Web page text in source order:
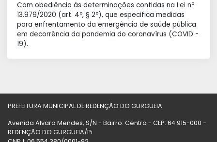
Com obediência às determinações contidas na Lei nº
13.979/2020 (art. 4º, § 2º), que especifica medidas
para enfrentamento da emergência de saúde pública
em decorrência da pandemia do coronavírus (COVID -
19).
PREFEITURA MUNICIPAL DE REDENÇÃO DO GURGUEIA
Avenida Alvaro Mendes, S/N - Bairro: Centro - CEP: 64.915-000 -
REDENÇÃO DO GURGUEIA/Pi